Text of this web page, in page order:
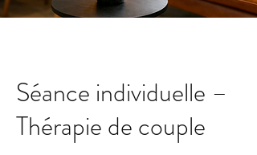
Séance individuelle –
Thérapie de couple